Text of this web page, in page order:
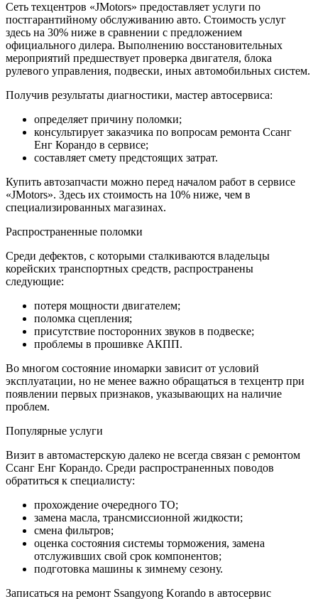
Сеть техцентров «JMotors» предоставляет услуги по
постгарантийному обслуживанию авто. Стоимость услуг
здесь на 30% ниже в сравнении с предложением
официального дилера. Выполнению восстановительных
мероприятий предшествует проверка двигателя, блока
рулевого управления, подвески, иных автомобильных систем.
Получив результаты диагностики, мастер автосервиса:
определяет причину поломки;
консультирует заказчика по вопросам ремонта Ссанг
Енг Корандо в сервисе;
составляет смету предстоящих затрат.
Купить автозапчасти можно перед началом работ в сервисе
«JMotors». Здесь их стоимость на 10% ниже, чем в
специализированных магазинах.
Распространенные поломки
Среди дефектов, с которыми сталкиваются владельцы
корейских транспортных средств, распространены
следующие:
потеря мощности двигателем;
поломка сцепления;
присутствие посторонних звуков в подвеске;
проблемы в прошивке АКПП.
Во многом состояние иномарки зависит от условий
эксплуатации, но не менее важно обращаться в техцентр при
появлении первых признаков, указывающих на наличие
проблем.
Популярные услуги
Визит в автомастерскую далеко не всегда связан с ремонтом
Ссанг Енг Корандо. Среди распространенных поводов
обратиться к специалисту:
прохождение очередного ТО;
замена масла, трансмиссионной жидкости;
смена фильтров;
оценка состояния системы торможения, замена
отслуживших свой срок компонентов;
подготовка машины к зимнему сезону.
Записаться на ремонт Ssangyong Korando в автосервис